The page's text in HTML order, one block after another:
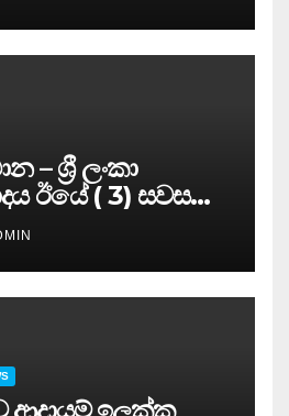
ප්‍රධානත්වයෙන්……
– ශ්‍රී ලංකා
ඊයේ ( 3) සවස
කරයි..